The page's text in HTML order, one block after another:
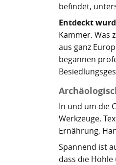
befindet,
Entdeckt
Kammer. Was
aus ganz
begannen
In und um die
Werkzeuge,
Ernährung,
Spannend ist
dass die